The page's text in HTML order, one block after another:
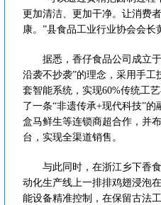
更加清洁、更加干净。让消费
康。”县食品工业行业协会会长
据悉，香仔食品公司成立于
沿袭不抄袭”的理念，采用手工
套智能系统，实现60%传统工
了一条“非遗传承+现代科技”的
盒马鲜生等连锁商超合作，并
台，实现全渠道销售。
与此同时，在浙江乡下香食
动化生产线上一排排鸡翅浸泡
能设备精准控制，在保留古法